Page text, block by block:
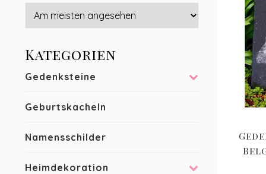
Kategorien
Gedenksteine
Geburtskacheln
Namensschilder
Heimdekoration